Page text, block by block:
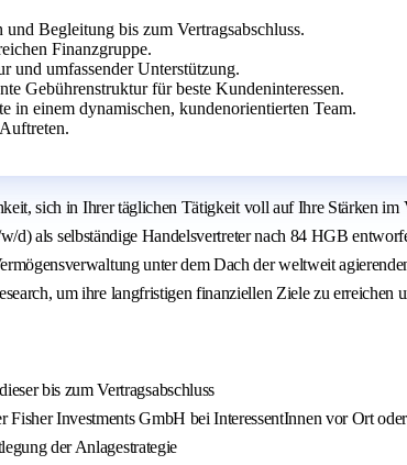
Begleitung bis zum Vertragsabschluss.
Finanzgruppe.
und umfassender Unterstützung.
Gebührenstruktur für beste Kundeninteressen.
in einem dynamischen, kundenorientierten Team.
sich in Ihrer täglichen Tätigkeit voll auf Ihre Stärken
als selbständige Handelsvertreter nach 84 HGB
unter dem Dach der weltweit
um ihre langfristigen finanziellen Ziele zu erreichen
bis zum Vertragsabschluss
Fisher Investments GmbH bei InteressentInnen vor Ort
der Anlagestrategie